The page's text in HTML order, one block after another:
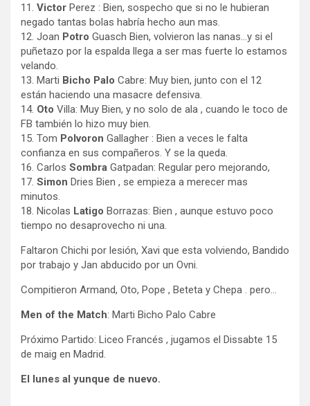
11. Victor Perez : Bien, sospecho que si no le hubieran
negado tantas bolas habría hecho aun mas.
12. Joan Potro Guasch Bien, volvieron las nanas…y si el
puñetazo por la espalda llega a ser mas fuerte lo estamos
velando.
13. Marti Bicho Palo Cabre: Muy bien, junto con el 12
están haciendo una masacre defensiva.
14. Oto Villa: Muy Bien, y no solo de ala , cuando le toco de
FB también lo hizo muy bien.
15. Tom Polvoron Gallagher : Bien a veces le falta
confianza en sus compañeros. Y se la queda.
16. Carlos Sombra Gatpadan: Regular pero mejorando,
17. Simon Dries Bien , se empieza a merecer mas
minutos.
18. Nicolas Latigo Borrazas: Bien , aunque estuvo poco
tiempo no desaprovecho ni una.
Faltaron Chichi por lesión, Xavi que esta volviendo, Bandido
por trabajo y Jan abducido por un Ovni.
Compitieron Armand, Oto, Pope , Beteta y Chepa . pero…
Men of the Match: Marti Bicho Palo Cabre
Próximo Partido: Liceo Francés , jugamos el Dissabte 15
de maig en Madrid.
El lunes al yunque de nuevo.